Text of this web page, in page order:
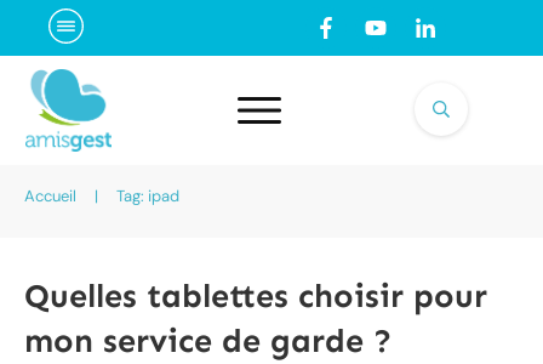
Accueil | Tag: ipad
Quelles tablettes choisir pour
mon service de garde ?